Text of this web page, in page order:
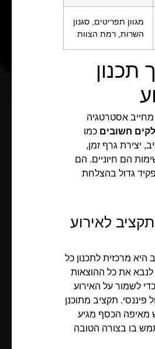
מגוון תפריטים, סגנון
השרות, רמת הצוות
תכנון
מחייב אסטרטגיה
חשובים כמו
יצירת גרף זמן,
הם חיוניים. הם
גדול בהצלחת
לאירוע
היא מרכזית לתכנון כל
לנבא את כל ההוצאות
לשמור על האירוע
פיננסי. תקציב מתוכנן
מאיפה הכסף מגיע
בו בצורה הטובה